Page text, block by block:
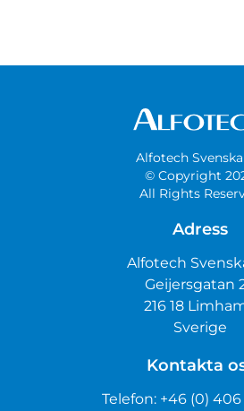
Alfotech
© Copyright
All Rights
Adress
Alfotech
Geijersgatan
216 18
Sverige
Kontakta
Telefon: +46 (0) 406